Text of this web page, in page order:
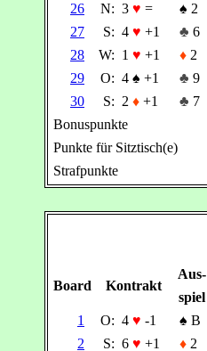
26
N: 3 ♥ = ♠ 2
27
S: 4 ♥ +1 ♣ 6
28
W: 1 ♥ +1 ♦ 2
29
O: 4 ♠ +1 ♣ 9
30
S: 2 ♦ +1 ♣ 7
Bonuspunkte
Punkte für Sitztisch(e)
Strafpunkte
Board Kontrakt
Aus-
spiel
1
O: 4 ♥ -1 ♠ B
2
S: 6 ♥ +1 ♦ 2